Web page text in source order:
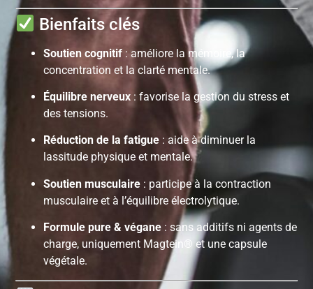
Bienfaits clés
Soutien cognitif : améliore la mémoire, la
concentration et la clarté mentale.
Équilibre nerveux : favorise la gestion du stress et
des tensions.
Réduction de la fatigue : aide à diminuer la
lassitude physique et mentale.
Soutien musculaire : participe à la contraction
musculaire et à l’équilibre électrolytique.
Formule pure & végane : sans additifs ni agents de
charge, uniquement Magtein® et une capsule
végétale.